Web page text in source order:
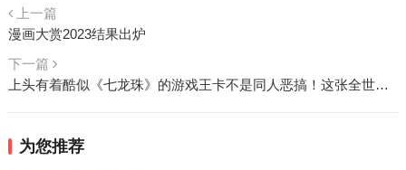
上一篇
漫画大赏2023结果出炉
下一篇
上头有着酷似《七龙珠》的游戏王卡不是同人恶搞！这张全世界只有一张的卡决定拍卖出售！
为您推荐